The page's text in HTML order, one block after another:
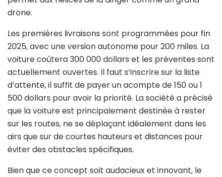
drone.
Les premières livraisons sont programmées pour fin
2025, avec une version autonome pour 200 miles. La
voiture coûtera 300 000 dollars et les préventes sont
actuellement ouvertes. Il faut s’inscrire sur la liste
d’attente, il suffit de payer un acompte de 150 ou 1
500 dollars pour avoir la priorité. La société a précisé
que la voiture est principalement destinée à rester
sur les routes, ne se déplaçant idéalement dans les
airs que sur de courtes hauteurs et distances pour
éviter des obstacles spécifiques.
Bien que ce concept soit audacieux et innovant, le